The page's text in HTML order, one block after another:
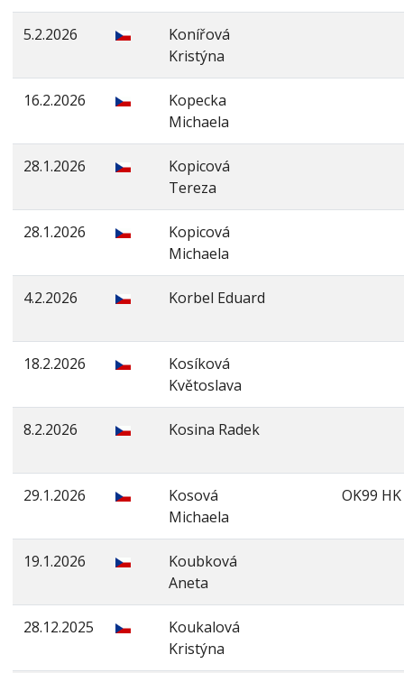
5.2.2026
Konířová
Kristýna
16.2.2026
Kopecka
Michaela
28.1.2026
Kopicová
Tereza
28.1.2026
Kopicová
Michaela
4.2.2026 Korbel Eduard
18.2.2026
Kosíková
Květoslava
8.2.2026 Kosina Radek
29.1.2026
Kosová
Michaela
OK99 HK
19.1.2026
Koubková
Aneta
28.12.2025
Koukalová
Kristýna